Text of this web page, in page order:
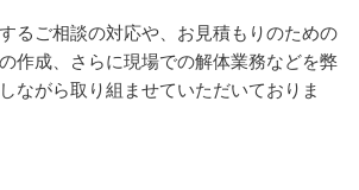
るご相談の対応や、お見積もりのための
作成、さらに現場での解体業務などを弊
ながら取り組ませていただいておりま